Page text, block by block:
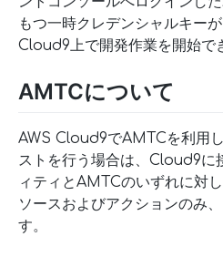
もつ一時クレデンシャルキー
Cloud9上で開発作業を開始で
AMTCについて
AWS Cloud9でAMTCを利用
ストを行う場合は、Cloud9に
ィティとAMTCのいずれに対
ソースおよびアクションのみ
す。